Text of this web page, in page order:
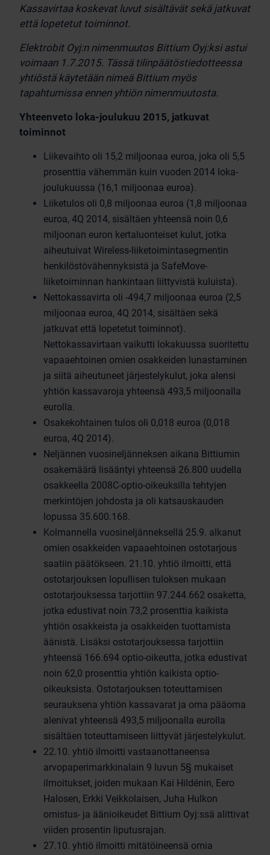
Kassavirtaa koskevat luvut sisältävät sekä jatkuvat
että lopetetut toiminnot.
Elektrobit Oyj:n nimenmuutos Bittium Oyj:ksi astui
voimaan 1.7.2015. Tässä tilinpäätöstiedotteessa
yhtiöstä käytetään nimeä Bittium myös
tapahtumissa ennen yhtiön nimenmuutosta.
Yhteenveto loka-joulukuu 2015, jatkuvat
toiminnot
Liikevaihto oli 15,2 miljoonaa euroa, joka oli 5,5
prosenttia vähemmän kuin vuoden 2014 loka-
joulukuussa (16,1 miljoonaa euroa).
Liiketulos oli 0,8 miljoonaa euroa (1,8 miljoonaa
euroa, 4Q 2014, sisältäen yhteensä noin 0,6
miljoonan euron kertaluonteiset kulut, jotka
aiheutuivat Wireless-liiketoimintasegmentin
henkilöstövähennyksistä ja SafeMove-
liiketoiminnan hankintaan liittyvistä kuluista).
Nettokassavirta oli -494,7 miljoonaa euroa (2,5
miljoonaa euroa, 4Q 2014, sisältäen sekä
jatkuvat että lopetetut toiminnot).
Nettokassavirtaan vaikutti lokakuussa suoritettu
vapaaehtoinen omien osakkeiden lunastaminen
ja siitä aiheutuneet järjestelykulut, joka alensi
yhtiön kassavaroja yhteensä 493,5 miljoonalla
eurolla.
Osakekohtainen tulos oli 0,018 euroa (0,018
euroa, 4Q 2014).
Neljännen vuosineljänneksen aikana Bittiumin
osakemäärä lisääntyi yhteensä 26.800 uudella
osakkeella 2008C-optio-oikeuksilla tehtyjen
merkintöjen johdosta ja oli katsauskauden
lopussa 35.600.168.
Kolmannella vuosineljänneksellä 25.9. alkanut
omien osakkeiden vapaaehtoinen ostotarjous
saatiin päätökseen. 21.10. yhtiö ilmoitti, että
ostotarjouksen lopullisen tuloksen mukaan
ostotarjouksessa tarjottiin 97.244.662 osaketta,
jotka edustivat noin 73,2 prosenttia kaikista
yhtiön osakkeista ja osakkeiden tuottamista
äänistä. Lisäksi ostotarjouksessa tarjottiin
yhteensä 166.694 optio-oikeutta, jotka edustivat
noin 62,0 prosenttia yhtiön kaikista optio-
oikeuksista. Ostotarjouksen toteuttamisen
seurauksena yhtiön kassavarat ja oma pääoma
alenivat yhteensä 493,5 miljoonalla eurolla
sisältäen toteuttamiseen liittyvät järjestelykulut.
22.10. yhtiö ilmoitti vastaanottaneensa
arvopaperimarkkinalain 9 luvun 5§ mukaiset
ilmoitukset, joiden mukaan Kai Hildénin, Eero
Halosen, Erkki Veikkolaisen, Juha Hulkon
omistus- ja äänioikeudet Bittium Oyj:ssä alittivat
viiden prosentin liputusrajan.
27.10. yhtiö ilmoitti mitätöineensä omia